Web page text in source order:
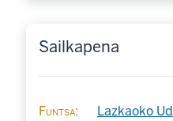
Sailkapena
Funtsa
Lazkaoko